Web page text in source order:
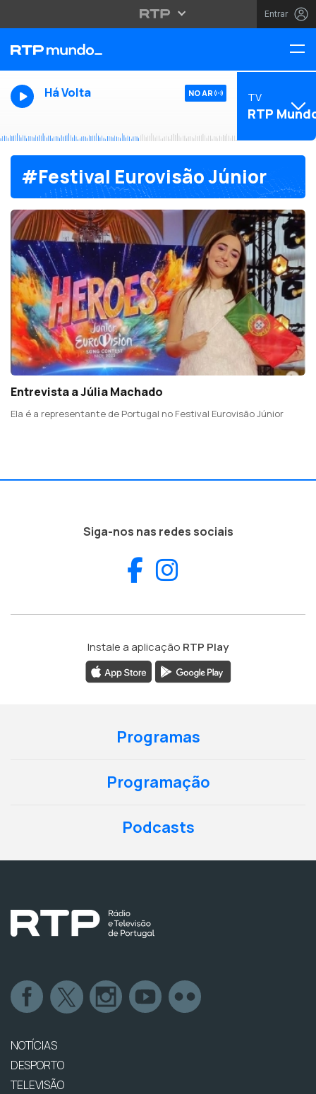
Entrar
Há Volta NO AR TV
RTP
#Festival Eurovisão Júnior
Entrevista a Júlia Machado
Ela é a representante de Portugal no Festival Eurovisão Júnior
Siga-nos nas redes sociais
Facebook
Instale a aplicação RTP Play
Programas
Programação
Podcasts
NOTÍCIAS
DESPORTO
TELEVISÃO